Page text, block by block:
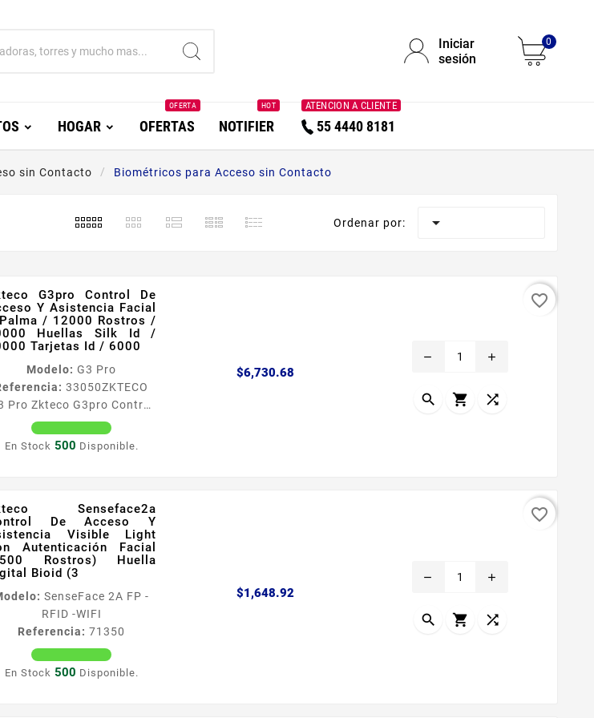
Iniciar
sesión
0
HOGAR OFERTAS
OFERTA
NOTIFIER
HOT
55 4440 8181
ATENCION A CLIENTE
sin Contacto Biométricos para Acceso sin Contacto
Ordenar por: 
G3pro Control De
Y Asistencia Facial
/ 12000 Rostros /
Huellas Silk Id /
Tarjetas Id / 6000
Modelo: G3 Pro
33050ZKTECO
Pro Zkteco G3pro Control
Acceso Y Asistencia Facial
Y Palma / 12000 Rostros /
multibiométrica de
Control de Asistencia y
Acceso Basico G3 Pro
con la tecnologia
Computer Vision con el
de palma sin
contacto 3 en 1 lo que
significa que la terminal
puede realizar una...
En Stock 500 Disponible.
$6,730.68
remove add
  
favorite_border
Senseface2a
De Acceso Y
Visible Light
Autenticación Facial
Rostros) Huella
Bioid (3
SenseFace 2A FP -
RFID -WIFI
Referencia: 71350
En Stock 500 Disponible.
$1,648.92
remove add
  
favorite_border